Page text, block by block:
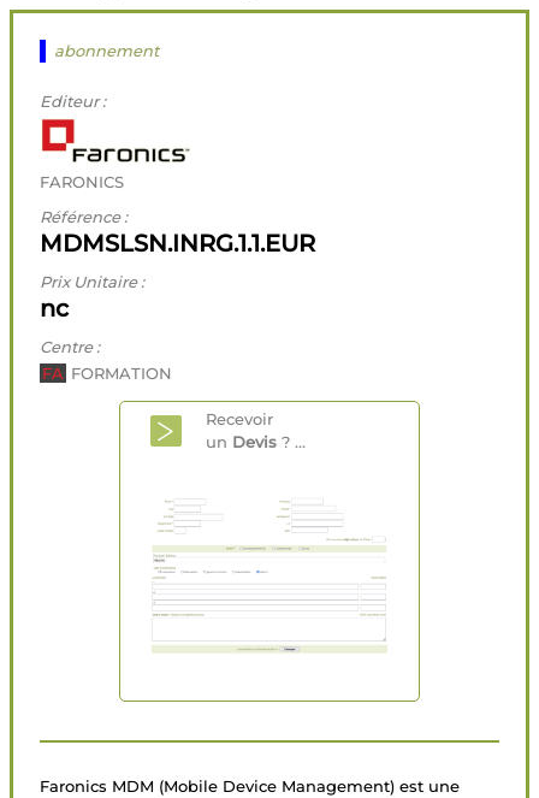
abonnement
Editeur :
FARONICS
Référence :
MDMSLSN.INRG.1.1.EUR
Prix Unitaire :
nc
Centre :
FA FORMATION
Recevoir
un Devis ? ...
Faronics MDM (Mobile Device Management) est une